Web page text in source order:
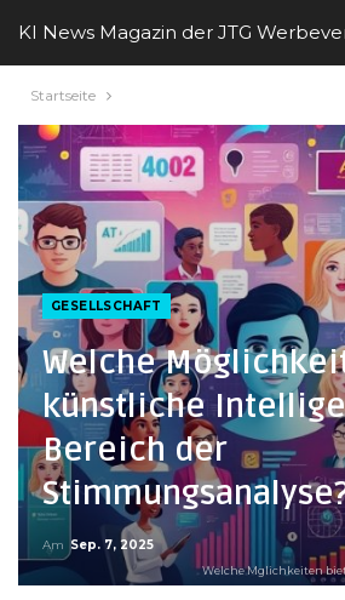
KI News Magazin der JTG
Startseite
GESELLSCHAFT
Welche
künstliche
Bereich der
Am Sep. 7, 2025
Welche Mglichkeiten